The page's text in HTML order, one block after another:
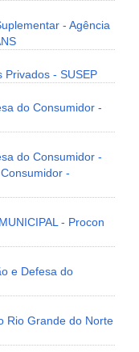
- Agência
Privados - SUSEP
do Consumidor -
do Consumidor -
-
- Procon
e Defesa do
Rio Grande do Norte